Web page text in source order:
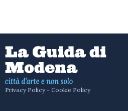
Privacy Policy - Cookie Policy